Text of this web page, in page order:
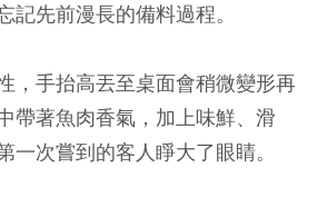
記先前漫長的備料過程。
，手抬高丟至桌面會稍微變形再
帶著魚肉香氣，加上味鮮、滑
一次嘗到的客人睜大了眼睛。